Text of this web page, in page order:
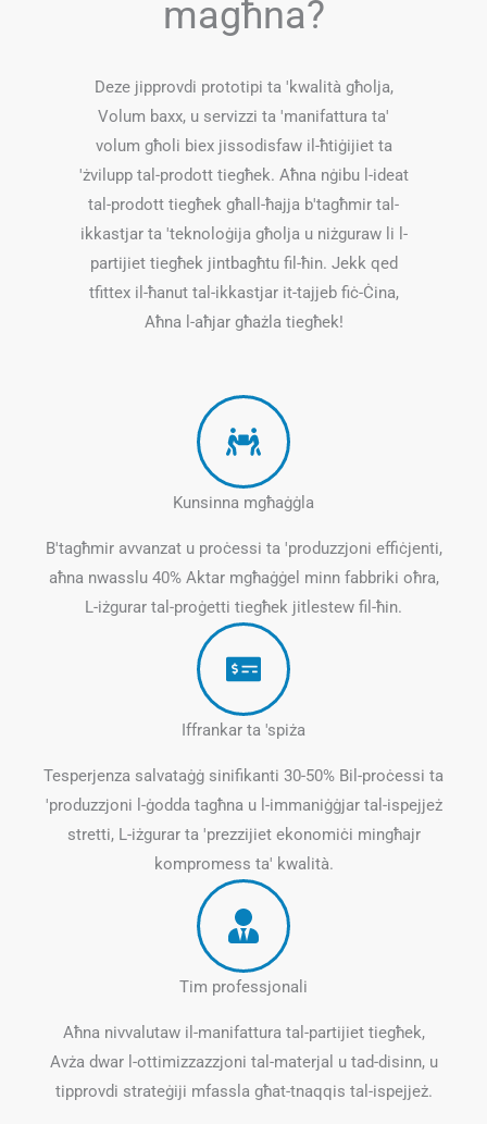
magħna?
Deze jipprovdi prototipi ta 'kwalità għolja,
Volum baxx, u servizzi ta 'manifattura ta'
volum għoli biex jissodisfaw il-ħtiġijiet ta
'żvilupp tal-prodott tiegħek. Aħna nġibu l-ideat
tal-prodott tiegħek għall-ħajja b'tagħmir tal-
ikkastjar ta 'teknoloġija għolja u niżguraw li l-
partijiet tiegħek jintbagħtu fil-ħin. Jekk qed
tfittex il-ħanut tal-ikkastjar it-tajjeb fiċ-Ċina,
Aħna l-aħjar għażla tiegħek!
Kunsinna mgħaġġla
B'tagħmir avvanzat u proċessi ta 'produzzjoni effiċjenti,
aħna nwasslu 40% Aktar mgħaġġel minn fabbriki oħra,
L-iżgurar tal-proġetti tiegħek jitlestew fil-ħin.
Iffrankar ta 'spiża
Tesperjenza salvataġġ sinifikanti 30-50% Bil-proċessi ta
'produzzjoni l-ġodda tagħna u l-immaniġġjar tal-ispejjeż
stretti, L-iżgurar ta 'prezzijiet ekonomiċi mingħajr
kompromess ta' kwalità.
Tim professjonali
Aħna nivvalutaw il-manifattura tal-partijiet tiegħek,
Avża dwar l-ottimizzazzjoni tal-materjal u tad-disinn, u
tipprovdi strateġiji mfassla għat-tnaqqis tal-ispejjeż.